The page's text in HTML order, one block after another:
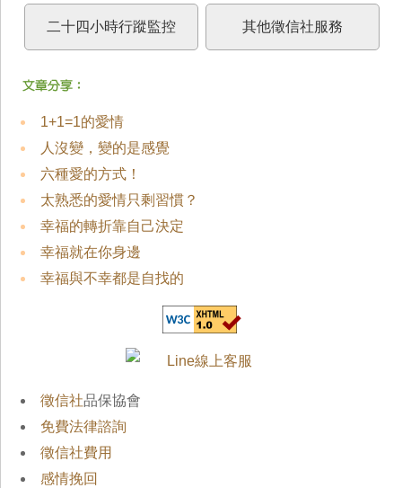
二十四小時行蹤監控 其他徵信社服務
1+1=1的愛情
人沒變，變的是感覺
六種愛的方式！
太熟悉的愛情只剩習慣？
幸福的轉折靠自己決定
幸福就在你身邊
幸福與不幸都是自找的
徵信社品保協會
免費法律諮詢
徵信社費用
感情挽回